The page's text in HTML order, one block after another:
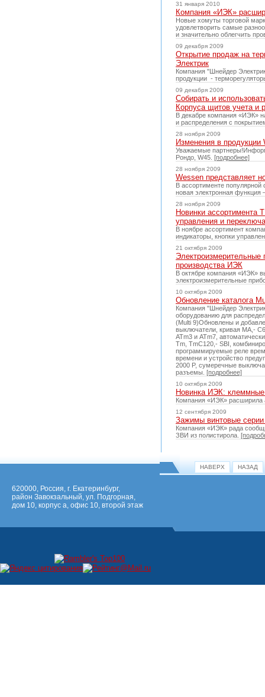
31 января 2010
Компания «ИЭК»
Новые хомуты торговой
удовлетворить самые
и значительно облегчить
09 декабря 2009
Открытие продаж на
Электрик
Компания "Шнейдер
продукции -
09 декабря 2009
Собирать и
Корпуса щитов учета и
В декабре компания «ИЭК»
и распределения с
28 ноября 2009
Изменения в продукции
Уважаемые
Рондо, W45. [подробнее]
28 ноября 2009
Wessen представляет
В ассортименте популярной
новая электронная функция
28 ноября 2009
Новинки ассортимента
управления и
В ноябре ассортимент
индикаторы, кнопки
21 октября 2009
производства ИЭК
В октябре компания «ИЭК»
электроизмерительные
10 октября 2009
Обновление каталога
Компания "Шнейдер
оборудованию для
(Multi 9)Обновлены и
выключатели, кривая МА,-
ATm3 и ATm7,
Tm, TmC120,- SBI,
программируемые реле
времени и устройство
2000 P, сумеречные
разъемы. [подробнее]
10 октября 2009
Новинка ИЭК:
Компания «ИЭК»
12 сентября 2009
Зажимы винтовые
Компания «ИЭК» рада
ЗВИ из полистирола.
НАВЕРХ НАЗАД
620000, Россия, г. Екатеринбург,
район Завокзальный, ул. Подгорная,
дом 10, корпус а, офис 10, второй этаж